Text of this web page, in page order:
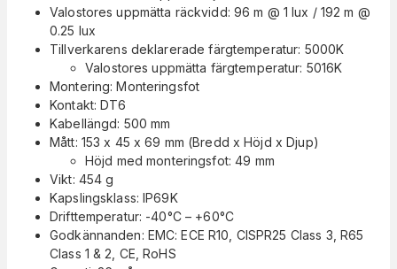
Valostores uppmätta räckvidd: 96 m @ 1 lux / 192 m @
0.25 lux
Tillverkarens deklarerade färgtemperatur: 5000K
Valostores uppmätta färgtemperatur: 5016K
Montering: Monteringsfot
Kontakt: DT6
Kabellängd: 500 mm
Mått: 153 x 45 x 69 mm (Bredd x Höjd x Djup)
Höjd med monteringsfot: 49 mm
Vikt: 454 g
Kapslingsklass: IP69K
Drifttemperatur: -40°C – +60°C
Godkännanden: EMC: ECE R10, CISPR25 Class 3, R65
Class 1 & 2, CE, RoHS